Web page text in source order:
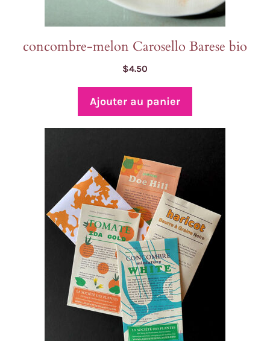
concombre-melon Carosello Barese bio
$4.50
Ajouter au panier